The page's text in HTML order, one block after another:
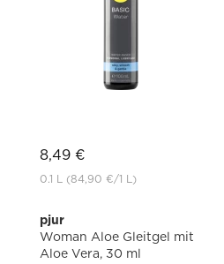
8,49 €
0.1 L (84,90 €/1 L)
pjur
Woman Aloe Gleitgel mit
Aloe Vera, 30 ml